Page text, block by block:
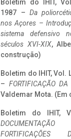
Boletim do IHIT,
1987 – Da
nos Açores –
sistema defensivo
séculos XVI-XIX,
construção)
Boletim do IHIT, Vol.
– FORTIFICAÇÃO
Valdemar Mota. (Em
Boletim do IHIT,
FORTIFICAÇÕES